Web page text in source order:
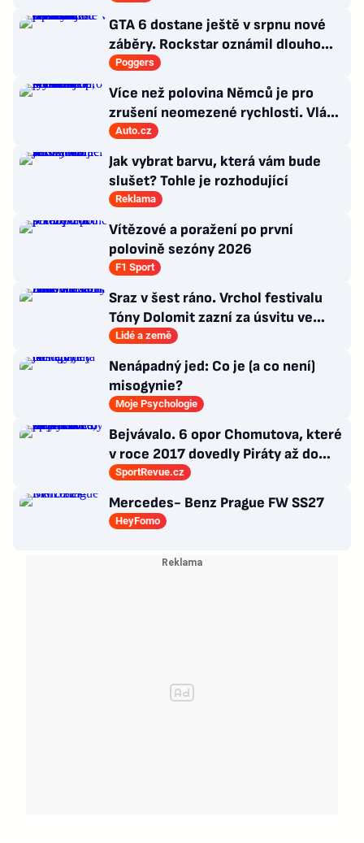
GTA 6 dostane ještě v srpnu nové
záběry. Rockstar oznámil dlouho
očekávanou prezentaci
Poggers
Více než polovina Němců je pro
zrušení neomezené rychlosti. Vláda
řekla, co si o tom myslí
Auto.cz
Jak vybrat barvu, která vám bude
slušet? Tohle je rozhodující
Reklama
Vítězové a poražení po první
polovině sezóny 2026
F1 Sport
Sraz v šest ráno. Vrchol festivalu
Tóny Dolomit zazní za úsvitu ve
3000 metrech
Lidé a země
Nenápadný jed: Co je (a co není)
misogynie?
Moje Psychologie
Bejvávalo. 6 opor Chomutova, které
v roce 2017 dovedly Piráty až do
semifinále play-off
SportRevue.cz
Mercedes- Benz Prague FW SS27
HeyFomo